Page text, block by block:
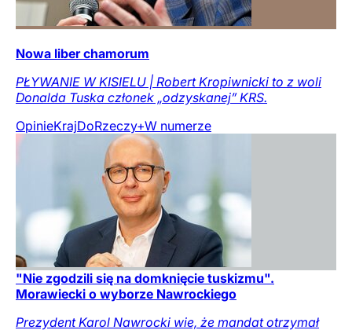
Nowa liber chamorum
PŁYWANIE W KISIELU | Robert Kropiwnicki to z woli
Donalda Tuska członek „odzyskanej” KRS.
OpinieKrajDoRzeczy+W numerze
"Nie zgodzili się na domknięcie tuskizmu".
Morawiecki o wyborze Nawrockiego
Prezydent Karol Nawrocki wie, że mandat otrzymał